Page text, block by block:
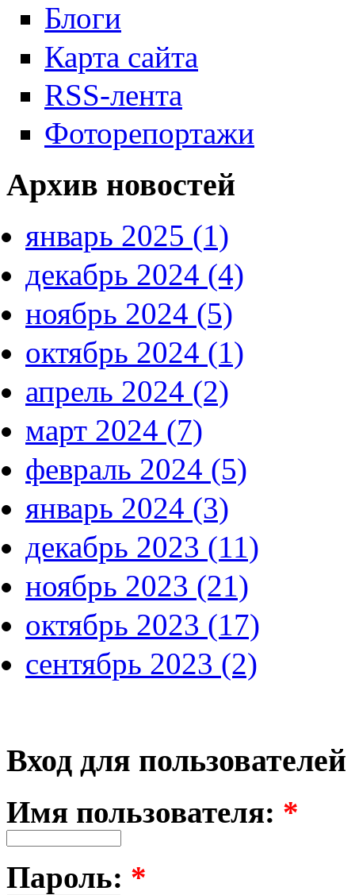
Блоги
Карта сайта
RSS-лента
Фоторепортажи
Архив новостей
январь 2025 (1)
декабрь 2024 (4)
ноябрь 2024 (5)
октябрь 2024 (1)
апрель 2024 (2)
март 2024 (7)
февраль 2024 (5)
январь 2024 (3)
декабрь 2023 (11)
ноябрь 2023 (21)
октябрь 2023 (17)
сентябрь 2023 (2)
Вход для пользователей
Имя пользователя: *
Пароль: *